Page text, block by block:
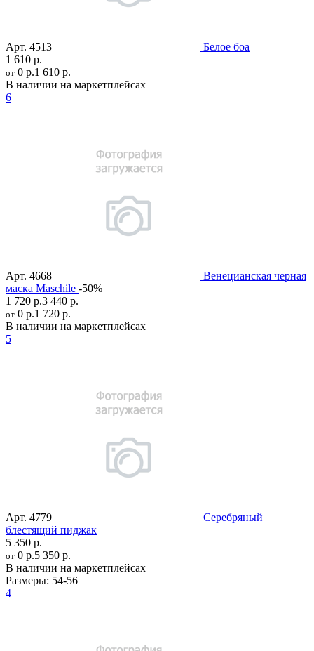
Арт. 4513
Белое боа
1 610 р.
от 0 р.1 610 р.
В наличии на маркетплейсах
6
Арт. 4668
Венецианская черная
маска Maschile -50%
1 720 р.3 440 р.
от 0 р.1 720 р.
В наличии на маркетплейсах
5
Арт. 4779
Серебряный
блестящий пиджак
5 350 р.
от 0 р.5 350 р.
В наличии на маркетплейсах
Размеры: 54-56
4